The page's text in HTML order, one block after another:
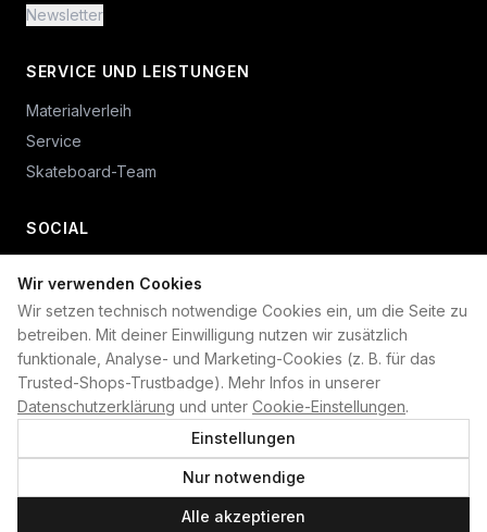
Wir verwenden Cookies
Wir setzen technisch notwendige Cookies ein, um die Seite zu
betreiben. Mit deiner Einwilligung nutzen wir zusätzlich
funktionale, Analyse- und Marketing-Cookies (z. B. für das
Trusted-Shops-Trustbadge). Mehr Infos in unserer
Datenschutzerklärung und unter Cookie-Einstellungen.
Einstellungen
Nur notwendige
Alle akzeptieren
Newsletter
SERVICE UND LEISTUNGEN
Materialverleih
Service
Skateboard-Team
SOCIAL
+49 234 687 00 38
shop@plan-b-funsport.de
Sichere Zahlung mit:
©2026Plan B. Alle Rechte vorbehalten.